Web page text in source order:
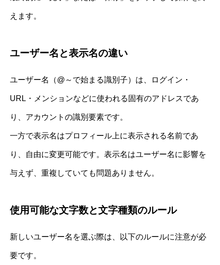
えます。
ユーザー名と表示名の違い
ユーザー名（@～で始まる識別子）は、ログイン・
URL・メンションなどに使われる固有のアドレスであ
り、アカウントの識別要素です。
一方で表示名はプロフィール上に表示される名前であ
り、自由に変更可能です。表示名はユーザー名に影響を
与えず、重複していても問題ありません。
使用可能な文字数と文字種類のルール
新しいユーザー名を選ぶ際は、以下のルールに注意が必
要です。